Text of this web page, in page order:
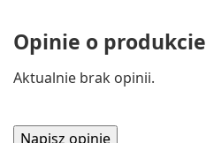
Opinie o produkcie
Aktualnie brak opinii.